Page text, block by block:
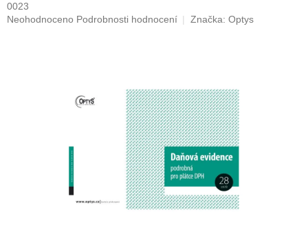
0023
Průměrné
Neohodnoceno Podrobnosti hodnocení Značka: Optys